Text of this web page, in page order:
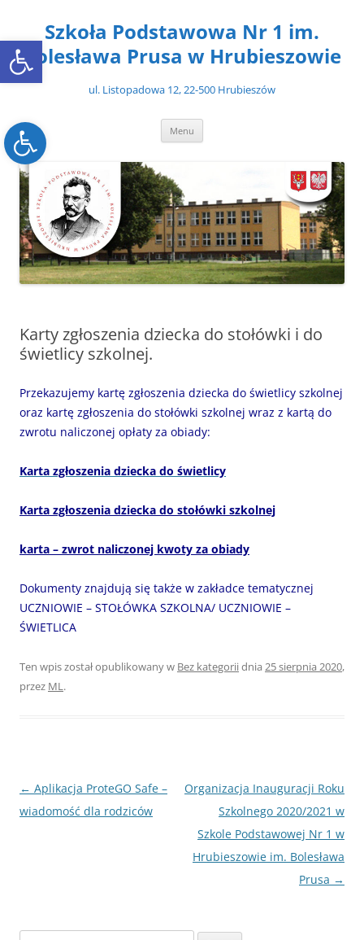
Open toolbar
Open toolbar
treściSzkoła Podstawowa Nr 1 im.
Bolesława Prusa w Hrubieszowie
ul. Listopadowa 12, 22-500 Hrubieszów
Menu
Karty zgłoszenia dziecka do stołówki i do
świetlicy szkolnej.
Przekazujemy kartę zgłoszenia dziecka do świetlicy szkolnej
oraz kartę zgłoszenia do stołówki szkolnej wraz z kartą do
zwrotu naliczonej opłaty za obiady:
Karta zgłoszenia dziecka do świetlicy
Karta zgłoszenia dziecka do stołówki szkolnej
karta – zwrot naliczonej kwoty za obiady
Dokumenty znajdują się także w zakładce tematycznej
UCZNIOWIE – STOŁÓWKA SZKOLNA/ UCZNIOWIE –
ŚWIETLICA
Ten wpis został opublikowany w Bez kategoriidnia 25 sierpnia 2020,
przez ML.
Nawigacja
wpisu
← Aplikacja ProteGO Safe –
wiadomość dla rodziców
Organizacja Inauguracji Roku
Szkolnego 2020/2021 w
Szkole Podstawowej Nr 1 w
Hrubieszowie im. Bolesława
Prusa →